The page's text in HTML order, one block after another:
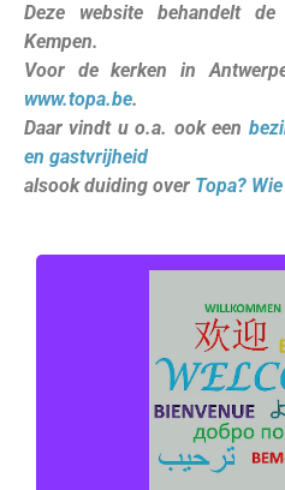
Deze website behandelt
Kempen.
Voor de kerken in
www.topa.be.
Daar vindt u o.a. ook een
en gastvrijheid
alsook duiding over Topa?
De deur